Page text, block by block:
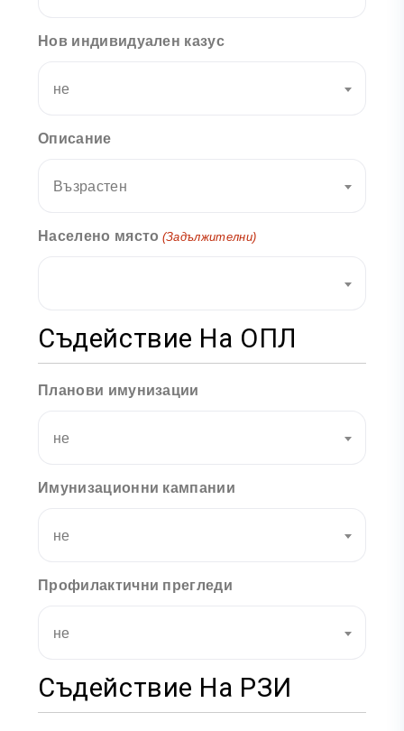
Нов индивидуален казус
не
Описание
Възрастен
Населено място (Задължителни)
Съдействие На ОПЛ
Планови имунизации
не
Имунизационни кампании
не
Профилактични прегледи
не
Съдействие На РЗИ